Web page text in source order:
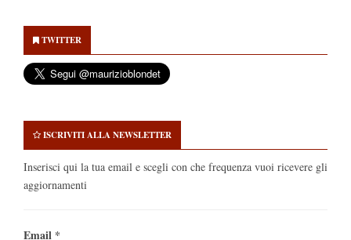
Sidebar
TWITTER
ISCRIVITI ALLA NEWSLETTER
Inserisci qui la tua email e scegli con che frequenza vuoi ricevere gli
aggiornamenti
Email *